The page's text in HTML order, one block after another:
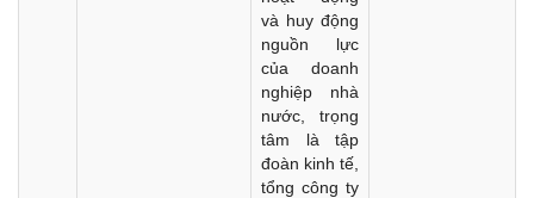
và huy động
nguồn lực
của doanh
nghiệp nhà
nước, trọng
tâm là tập
đoàn kinh tế,
tổng công ty